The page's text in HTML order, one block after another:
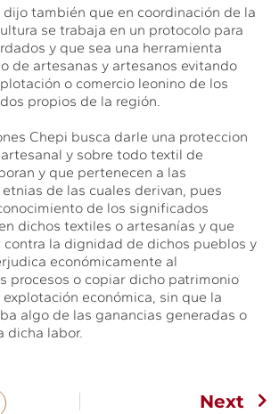
también que en coordinación de la
se trabaja en un protocolo para
y que sea una herramienta
de artesanas y artesanos evitando
o comercio leonino de los
propios de la región.
Chepi busca darle una proteccion
y sobre todo textil de
y que pertenecen a las
de las cuales derivan, pues
de los significados
dichos textiles o artesanías y que
la dignidad de dichos pueblos y
económicamente al
procesos o copiar dicho patrimonio
económica, sin que la
algo de las ganancias generadas o
dicha labor.
Next